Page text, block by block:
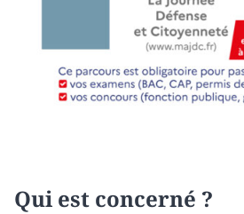
Qui est concerné ?